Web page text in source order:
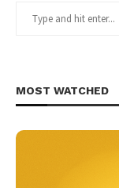
MOST WATCHED